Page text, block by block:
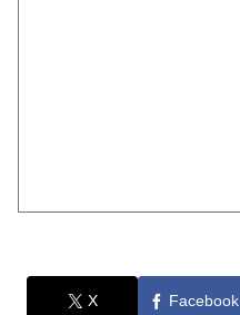
X Facebook